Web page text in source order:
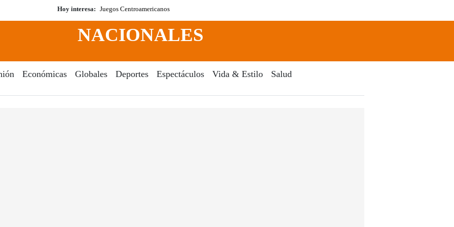
Hoy interesa: Juegos Centroamericanos
Search
NACIONALES
Económicas Globales Deportes Espectáculos Vida & Estilo Salud